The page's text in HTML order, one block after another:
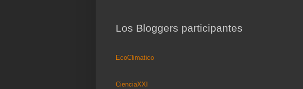
Los Bloggers participantes
EcoClimatico
CienciaXXI